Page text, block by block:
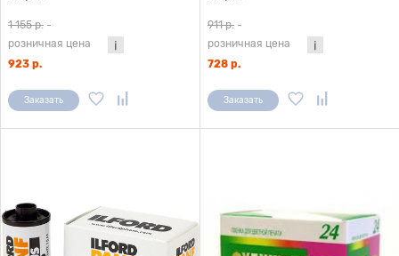
1 155 р. -
розничная цена
923 р.
Заказать
911 р. -
розничная цена
728 р.
Заказать